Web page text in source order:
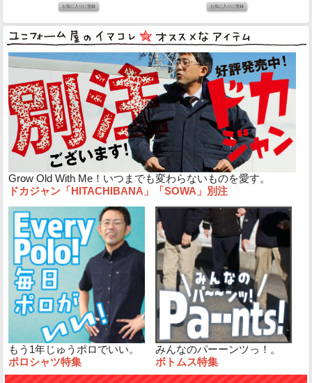
Grow Old With Me！いつまでも変わらないものを愛す。
ドカジャン「HITACHIBANA」「SOWA」別注
もう1年じゅうポロでいい。
ポロシャツ特集
みんなのパーーンツっ！。
ボトムス特集